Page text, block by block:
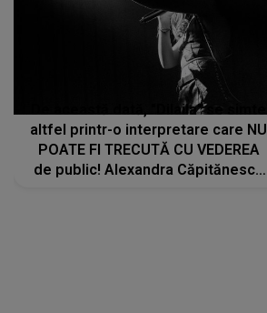
De această dată, "Dilaila" se simte
altfel printr-o interpretare care NU
POATE FI TRECUTĂ CU VEDEREA
de public! Alexandra Căpitănescu